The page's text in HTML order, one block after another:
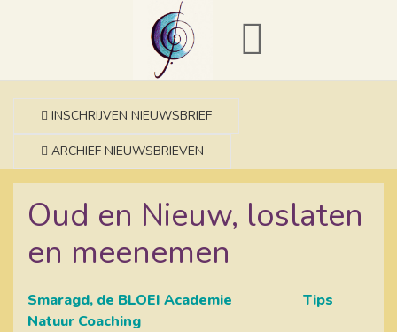
INSCHRIJVEN NIEUWSBRIEF
ARCHIEF NIEUWSBRIEVEN
Oud en Nieuw, loslaten
en meenemen
Smaragd, de BLOEI Academie Tips
Natuur Coaching